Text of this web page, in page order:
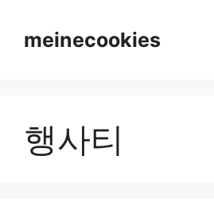
meinecookies
행사티